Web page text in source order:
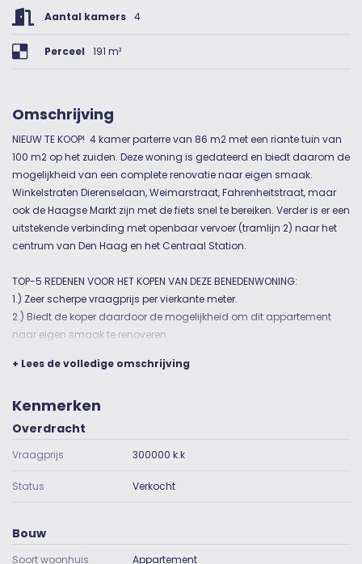
Aantal kamers 4
Perceel 191 m²
Omschrijving
NIEUW TE KOOP! 4 kamer parterre van 86 m2 met een riante tuin van
100 m2 op het zuiden. Deze woning is gedateerd en biedt daarom de
mogelijkheid van een complete renovatie naar eigen smaak.
Winkelstraten Dierenselaan, Weimarstraat, Fahrenheitstraat, maar
ook de Haagse Markt zijn met de fiets snel te bereiken. Verder is er een
uitstekende verbinding met openbaar vervoer (tramlijn 2) naar het
centrum van Den Haag en het Centraal Station.
TOP-5 REDENEN VOOR HET KOPEN VAN DEZE BENEDENWONING:
1.) Zeer scherpe vraagprijs per vierkante meter.
2.) Biedt de koper daardoor de mogelijkheid om dit appartement
naar eigen smaak te renoveren.
4.) Nabij openbaar vervoer (tramlijn 2 naar centrum en Centraal
5.) In de nabijheid van het bruisende centrum van Den Haag.
Voordeur, hal met tochtdeur, centrale gang die toegang biedt naar
aan de voorzijde, tuingerichte achter (slaap)kamer, tuingerichte
(voormalige toiletruimte), badkamer voorzien van douchecabine,
+ Lees de volledige omschrijving
Kenmerken
Overdracht
Vraagprijs 300000 k.k
Status Verkocht
Bouw
Soort woonhuis Appartement